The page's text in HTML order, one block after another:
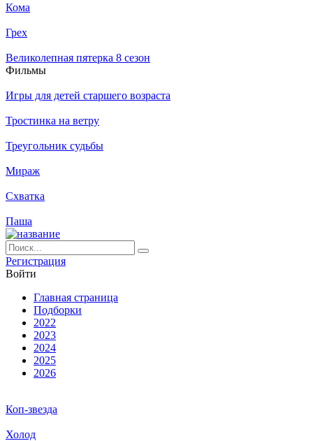
Кома
Грех
Великолепная пятерка 8 сезон
Филь­мы
Игры для детей старшего возраста
Тростинка на ветру
Треугольник судьбы
Мираж
Схватка
Паша
Ре­ги­ст­ра­ция
Вой­ти
Глав­ная стра­ни­ца
Подборки
2022
2023
2024
2025
2026
Коп-звезда
Холод